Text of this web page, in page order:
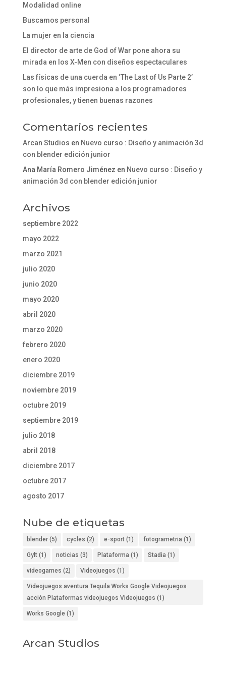
Modalidad online
Buscamos personal
La mujer en la ciencia
El director de arte de God of War pone ahora su
mirada en los X-Men con diseños espectaculares
Las físicas de una cuerda en ‘The Last of Us Parte 2’
son lo que más impresiona a los programadores
profesionales, y tienen buenas razones
Comentarios recientes
Arcan Studios en Nuevo curso : Diseño y animación 3d
con blender edición junior
Ana María Romero Jiménez en Nuevo curso : Diseño y
animación 3d con blender edición junior
Archivos
septiembre 2022
mayo 2022
marzo 2021
julio 2020
junio 2020
mayo 2020
abril 2020
marzo 2020
febrero 2020
enero 2020
diciembre 2019
noviembre 2019
octubre 2019
septiembre 2019
julio 2018
abril 2018
diciembre 2017
octubre 2017
agosto 2017
Nube de etiquetas
blender(5) cycles (2) e-sport(1) fotogrametria(1)
Gylt(1) noticias (3) Plataforma(1) Stadia(1)
videogames (2) Videojuegos (1)
Videojuegos aventura Tequila Works Google Videojuegos
acción Plataformas videojuegos Videojuegos (1)
Works Google(1)
Arcan Studios